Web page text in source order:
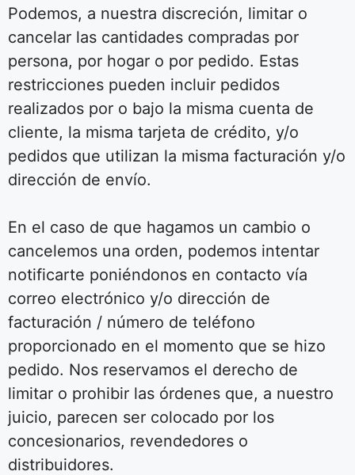
Podemos, a nuestra discreción, limitar o
cancelar las cantidades compradas por
persona, por hogar o por pedido. Estas
restricciones pueden incluir pedidos
realizados por o bajo la misma cuenta de
cliente, la misma tarjeta de crédito, y/o
pedidos que utilizan la misma facturación y/o
dirección de envío.
En el caso de que hagamos un cambio o
cancelemos una orden, podemos intentar
notificarte poniéndonos en contacto vía
correo electrónico y/o dirección de
facturación / número de teléfono
proporcionado en el momento que se hizo
pedido. Nos reservamos el derecho de
limitar o prohibir las órdenes que, a nuestro
juicio, parecen ser colocado por los
concesionarios, revendedores o
distribuidores.